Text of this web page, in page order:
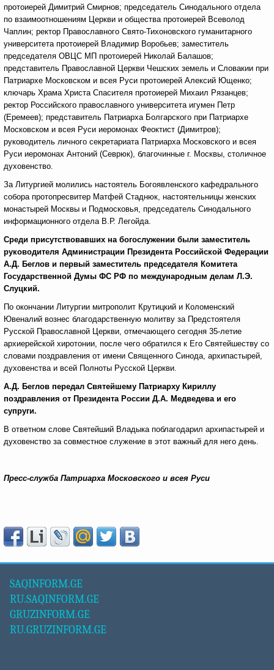
протоиерей Димитрий Смирнов; председатель Синодального отдела
по взаимоотношениям Церкви и общества протоиерей Всеволод
Чаплин; ректор Православного Свято-Тихоновского гуманитарного
университета протоиерей Владимир Воробьев; заместитель
председателя ОВЦС МП протоиерей Николай Балашов;
представитель Православной Церкви Чешских земель и Словакии при
Патриархе Московском и всея Руси протоиерей Алексий Ющенко;
ключарь Храма Христа Спасителя протоиерей Михаил Рязанцев;
ректор Российского православного университета игумен Петр
(Еремеев); представитель Патриарха Болгарского при Патриархе
Московском и всея Руси иеромонах Феоктист (Димитров);
руководитель личного секретариата Патриарха Московского и всея
Руси иеромонах Антоний (Севрюк), благочинные г. Москвы, столичное
духовенство.
За Литургией молились настоятель Богоявленского кафедрального
собора протопресвитер Матфей Стаднюк, настоятельницы женских
монастырей Москвы и Подмосковья, председатель Синодального
информационного отдела В.Р. Легойда.
Среди присутствовавших на богослужении были заместитель
руководителя Администрации Президента Российской Федерации
А.Д. Беглов и первый заместитель председателя Комитета
Государственной Думы ФС РФ по международным делам Л.Э.
Слуцкий.
По окончании Литургии митрополит Крутицкий и Коломенский
Ювеналий вознес благодарственную молитву за Предстоятеля
Русской Православной Церкви, отмечающего сегодня 35-летие
архиерейской хиротонии, после чего обратился к Его Святейшеству со
словами поздравления от имени Священного Синода, архипастырей,
духовенства и всей Полноты Русской Церкви.
А.Д. Беглов передал Святейшему Патриарху Кириллу
поздравления от Президента России Д.А. Медведева и его
супруги.
В ответном слове Святейший Владыка поблагодарил архипастырей и
духовенство за совместное служение в этот важный для него день.
Пресс-служба Патриарха Московского и всея Руси
SAQINFORM.GE
RU.SAQINFORM.GE
GRUZINFORM.GE
RU.GRUZINFORM.GE